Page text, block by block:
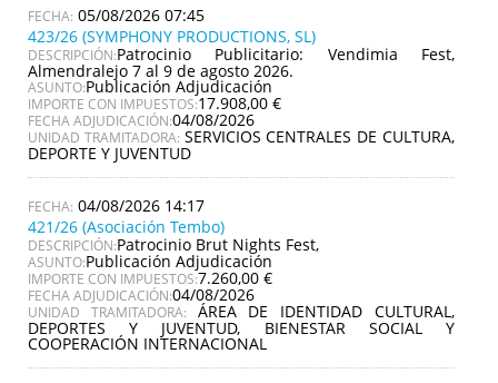
05/08/2026 07:45
423/26 (SYMPHONY PRODUCTIONS, SL)
DESCRIPCIÓN:Patrocinio Publicitario: Vendimia Fest,
Almendralejo 7 al 9 de agosto 2026.
ASUNTO:Publicación Adjudicación
IMPORTE CON IMPUESTOS:17.908,00 €
FECHA ADJUDICACIÓN:04/08/2026
UNIDAD TRAMITADORA: SERVICIOS CENTRALES DE CULTURA,
DEPORTE Y JUVENTUD
04/08/2026 14:17
421/26 (Asociación Tembo)
DESCRIPCIÓN:Patrocinio Brut Nights Fest,
ASUNTO:Publicación Adjudicación
IMPORTE CON IMPUESTOS:7.260,00 €
FECHA ADJUDICACIÓN:04/08/2026
UNIDAD TRAMITADORA: ÁREA DE IDENTIDAD CULTURAL,
DEPORTES Y JUVENTUD, BIENESTAR SOCIAL Y
COOPERACIÓN INTERNACIONAL